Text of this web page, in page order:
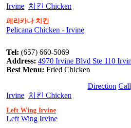
Irvine 치킨 Chicken
페리카나 치킨
Pelicana Chicken - Irvine
Tel: (657) 660-5069
Address: 4970 Irvine Blvd Ste 110
Best Menu: Fried Chicken
Direction Call
Irvine 치킨 Chicken
Left Wing Irvine
Left Wing Irvine